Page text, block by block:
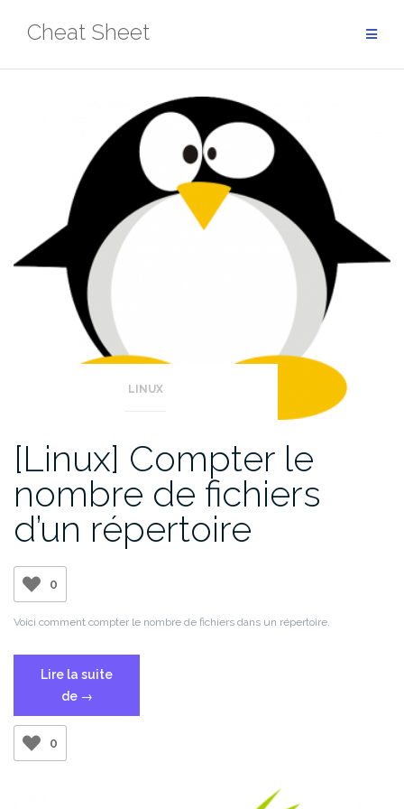
Cheat Sheet
LINUX
[Linux] Compter le
nombre de fichiers
d’un répertoire
0
Voici comment compter le nombre de fichiers dans un répertoire.
Lire la suite
de « [Linux]
Compter
→
0